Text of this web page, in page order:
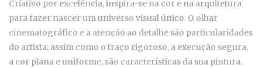
Criativo por excelência, inspira-se na cor e na arquitetura
para fazer nascer um universo visual único. O olhar
cinematográfico e a atenção ao detalhe são particularidades
do artista; assim como o traço rigoroso, a execução segura,
a cor plana e uniforme, são características da sua pintura.